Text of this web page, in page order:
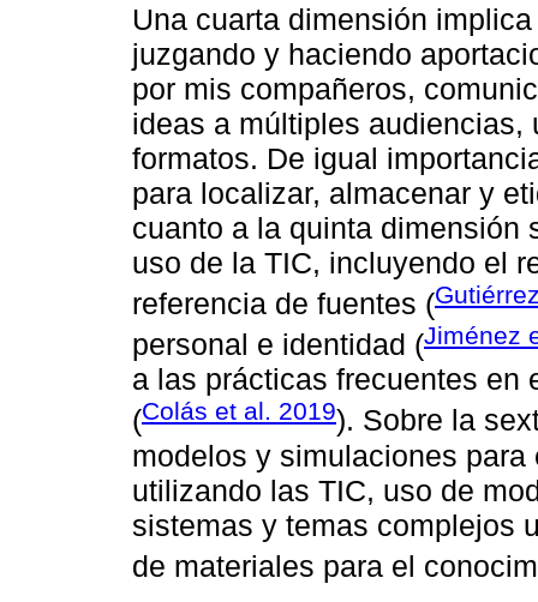
Una cuarta dimensión
juzgando y haciendo
por mis compañeros,
ideas a múltiples
formatos. De igual
para localizar, almacenar y
cuanto a la quinta dimensión
uso de la TIC, incluyendo el
referencia de fuentes (
personal e identidad (Jiménez
a las prácticas frecuentes en
(Colás et al. 2019). Sobre la
modelos y simulaciones
utilizando las TIC, uso de
sistemas y temas complejos
de materiales para el